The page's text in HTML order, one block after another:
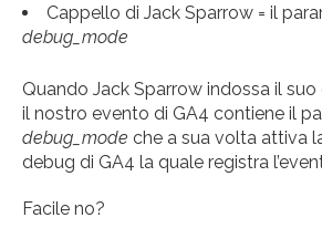
Cappello di Jack Sparrow = il
debug_mode
Quando Jack Sparrow indossa il
il nostro evento di GA4 contiene il
debug_mode che a sua volta attiva
debug di GA4 la quale registra
Facile no?